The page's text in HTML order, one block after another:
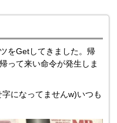
をGetしてきました。帰
って来い命令が発生しま
になってませんw)いつも